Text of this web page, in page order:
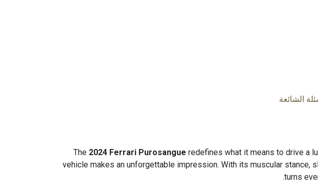
الشائعة
The 2024 Ferrari Purosangue redefines what it means to drive a
vehicle makes an unforgettable impression. With its muscular stance,
turns